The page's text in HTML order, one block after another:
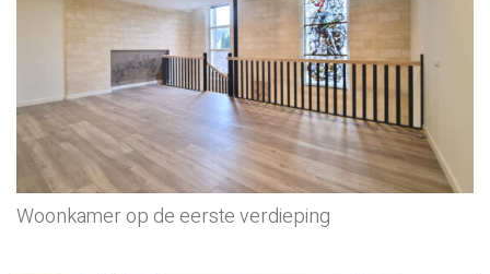
Woonkamer op de eerste verdieping